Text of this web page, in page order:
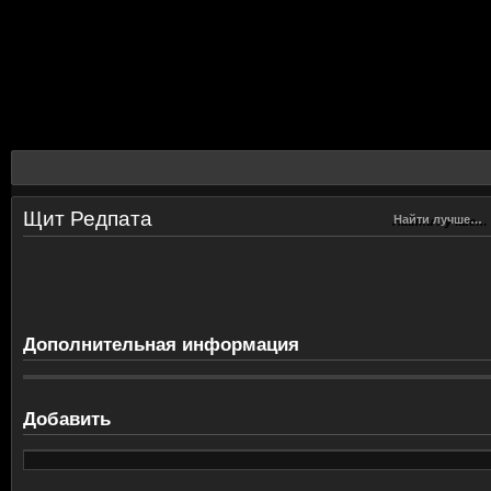
Найти лучше…
Найти лучше…
Щит Редпата
Дополнительная информация
Добавить